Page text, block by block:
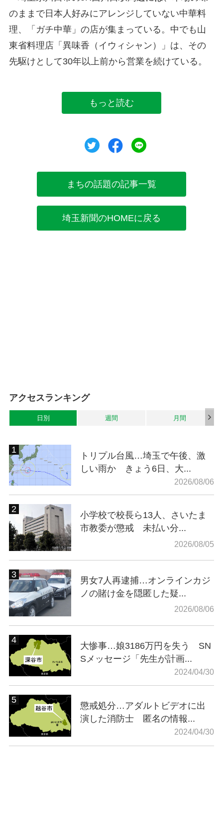
のままで日本人好みにアレンジしていない中華料
理、「ガチ中華」の店が集まっている。中でも山
東省料理店「異味香（イウィシャン）」は、その
先駆けとして30年以上前から営業を続けている。
もっと読む
ツイートシェア
まちの話題の記事一覧
埼玉新聞のHOMEに戻る
アクセスランキング
日別 週間 月間
トリプル台風…埼玉で午後、激
しい雨か きょう6日、大...
2026/08/06
小学校で校長ら13人、さいたま
市教委が懲戒 未払い分...
2026/08/05
男女7人再逮捕…オンラインカジ
ノの賭け金を隠匿した疑...
2026/08/06
大惨事…娘3186万円を失う SN
Sメッセージ「先生が計画...
2024/04/30
懲戒処分…アダルトビデオに出
演した消防士 匿名の情報...
2024/04/30